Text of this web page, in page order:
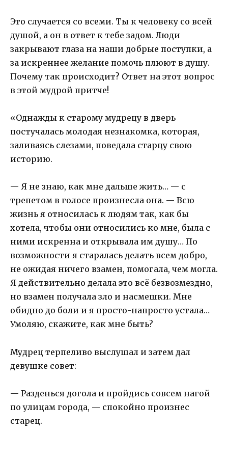
Это случается со всеми. Ты к человеку со всей
душой, а он в ответ к тебе задом. Люди
закрывают глаза на наши добрые поступки, а
за искреннее желание помочь плюют в душу.
Почему так происходит? Ответ на этот вопрос
в этой мудрой притче!
«Однажды к старому мудрецу в дверь
постучалась молодая незнакомка, которая,
заливаясь слезами, поведала старцу свою
историю.
— Я не знаю, как мне дальше жить… — с
трепетом в голосе произнесла она. — Всю
жизнь я относилась к людям так, как бы
хотела, чтобы они относились ко мне, была с
ними искренна и открывала им душу… По
возможности я старалась делать всем добро,
не ожидая ничего взамен, помогала, чем могла.
Я действительно делала это всё безвозмездно,
но взамен получала зло и насмешки. Мне
обидно до боли и я просто-напросто устала…
Умоляю, скажите, как мне быть?
Мудрец терпеливо выслушал и затем дал
девушке совет:
— Разденься догола и пройдись совсем нагой
по улицам города, — спокойно произнес
старец.